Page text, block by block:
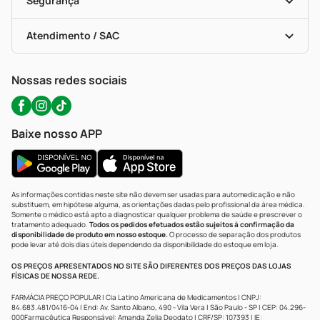
Troca E Devolução
Bulas De A A Z
Políticas De Marketplace
Testes Rápidos
Autoteste Covid-19
Certificado De Segurança
Portal Da Privacidade
Atendimento / SAC
WhatsApp (47) 9202-1687
Nossas redes sociais
Baixe nosso APP
As informações contidas neste site não devem ser usadas para automedicação e não
substituem, em hipótese alguma, as orientações dadas pelo profissional da área médica.
Somente o médico está apto a diagnosticar qualquer problema de saúde e prescrever o
tratamento adequado. Todos os pedidos efetuados estão sujeitos à confirmação da
disponibilidade de produto em nosso estoque.O processo de separação dos produtos
pode levar até dois dias úteis dependendo da disponibilidade do estoque em loja.
OS PREÇOS APRESENTADOS NO SITE SÃO DIFERENTES DOS PREÇOS DAS LOJAS
FÍSICAS DE NOSSA REDE.
FARMÁCIA PREÇO POPULAR | Cia Latino Americana de Medicamentos | CNPJ:
84.683.481/0416-04 | End: Av. Santo Albano, 490 - Vila Vera | São Paulo - SP | CEP: 04.296-
000Farmacêutica Responsável: Amanda Zelia Deodato | CRF/SP: 107393 | IE: